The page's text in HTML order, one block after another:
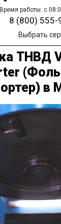
Время работы: с
8 (800) 555-
Выбрать
ТНВД
в